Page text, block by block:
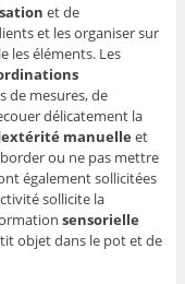
et de
et les organiser sur
les éléments. Les
de mesures, de
délicatement la
manuelle et
ou ne pas mettre
également sollicitées
sollicite la
sensorielle
objet dans le pot et de